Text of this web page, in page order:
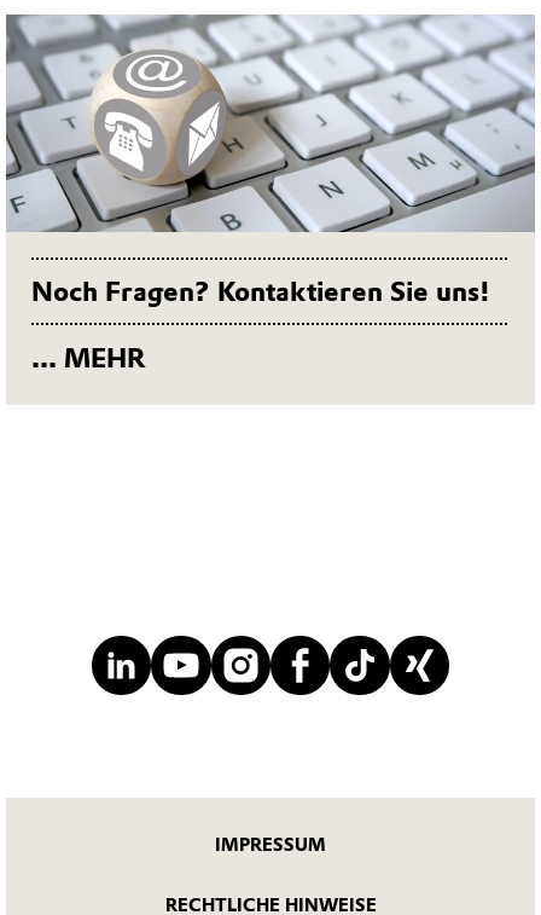
Noch Fragen? Kontaktieren Sie uns!
... MEHR
IMPRESSUM
RECHTLICHE HINWEISE